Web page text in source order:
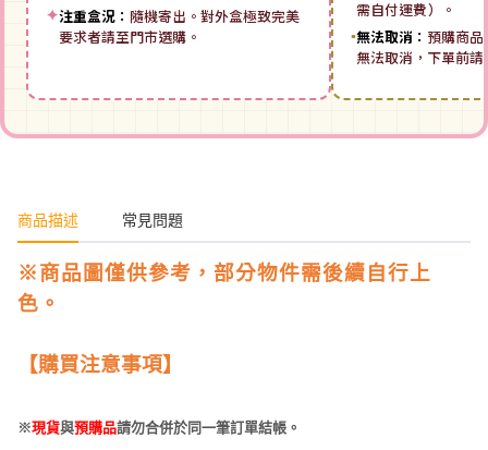
✦注重盒況： 隨機寄出。對外盒極致完美
要求者請至門市選購。
需自付運費）。
▪無法取消： 預購商品
無法取消，下單前
商品描述 常見問題
※商品圖僅供參考，部分物件需後續自行上
色。
【購買注意事項】
※現貨與預購品請勿合併於同一筆訂單結帳。